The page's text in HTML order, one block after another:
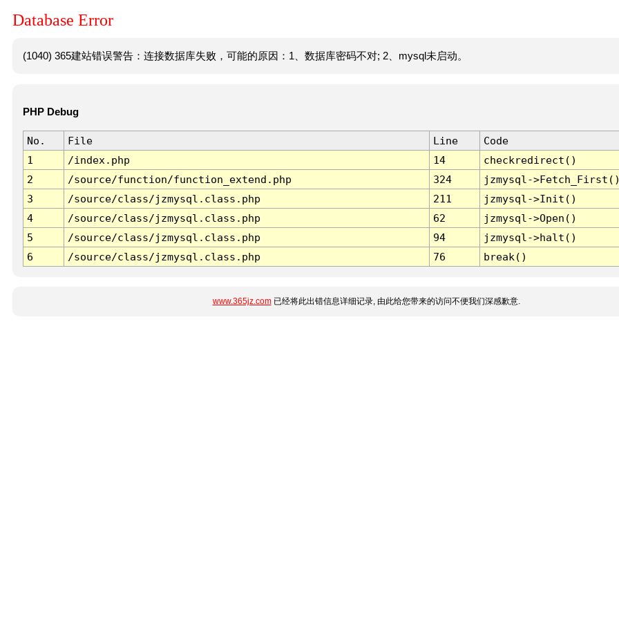
Database Error
(1040) 365建站错误警告：连接数据库失败，可能的原因：1、数据库密码不对; 2、mysql未启动。
PHP Debug
No. File Line
Code
1
/index.php 14
checkredirect()
2
/source/function/function_extend.php 324
jzmysql-
3
/source/class/jzmysql.class.php 211
jzmysql->Init()
4
/source/class/jzmysql.class.php 62
jzmysql->Open()
5
/source/class/jzmysql.class.php 94
jzmysql->halt()
6
/source/class/jzmysql.class.php 76 break()
www.365jz.com已经将此出错信息详细记录, 由此给您带来的访问不便我们深感歉意.